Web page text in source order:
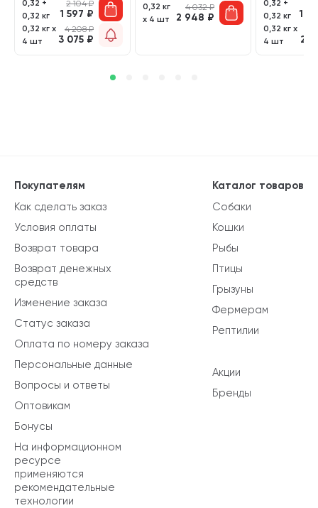
0,32 +
0,32 кг
2 104₽
1 597 ₽
0,32 кг х
4 шт
4 208₽
3 075 ₽
0,32 кг
х 4 шт
4 032₽
2 948 ₽
0,32 +
0,32 кг
1
0,32 кг х
4 шт
2
Каталог товаров
Собаки
Кошки
Рыбы
Птицы
Грызуны
Фермерам
Рептилии
Акции
Бренды
Покупателям
Как сделать заказ
Условия оплаты
Возврат товара
Возврат денежных
средств
Изменение заказа
Статус заказа
Оплата по номеру заказа
Персональные данные
Вопросы и ответы
Оптовикам
Бонусы
На информационном
ресурсе
применяются
рекомендательные
технологии